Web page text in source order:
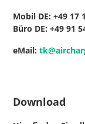
Mobil DE: +49 17
Büro DE: +4991
eMail:
Download